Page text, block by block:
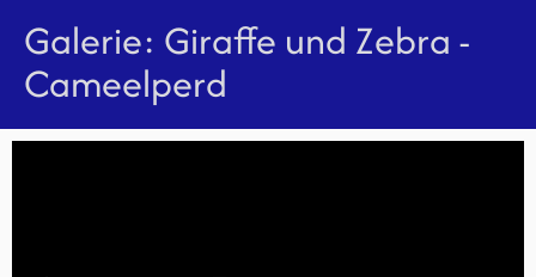
Galerie: Giraffe und Zebra -
Cameelperd